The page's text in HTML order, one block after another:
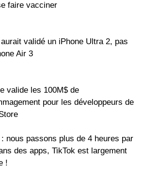
faire vacciner
validé un iPhone Ultra 2, pas
Air 3
valide les 100M$ de
pour les développeurs de
: nous passons plus de 4 heures par
des apps, TikTok est largement
!